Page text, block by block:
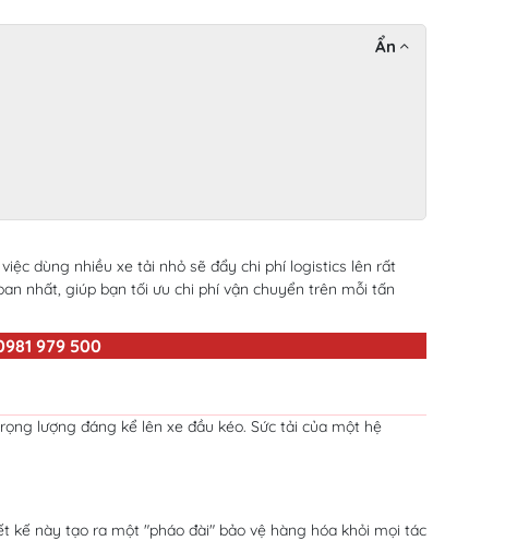
Ẩn
dùng nhiều xe tải nhỏ sẽ đẩy chi phí logistics lên rất
nhất, giúp bạn tối ưu chi phí vận chuyển trên mỗi tấn
979 500
lượng đáng kể lên xe đầu kéo. Sức tải của một hệ
kế này tạo ra một "pháo đài" bảo vệ hàng hóa khỏi mọi tác